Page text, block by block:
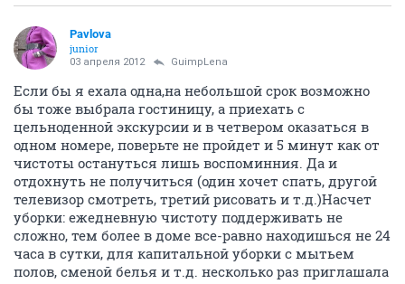
Pavlova
junior
03 апреля 2012 GuimpLena
Если бы я ехала одна,на небольшой срок возможно
бы тоже выбрала гостиницу, а приехать с
цельноденной экскурсии и в четвером оказаться в
одном номере, поверьте не пройдет и 5 минут как от
чистоты остануться лишь воспоминния. Да и
отдохнуть не получиться (один хочет спать, другой
телевизор смотреть, третий рисовать и т.д.)Насчет
уборки: ежедневную чистоту поддерживать не
сложно, тем более в доме все-равно находишься не 24
часа в сутки, для капитальной уборки с мытьем
полов, сменой белья и т.д. несколько раз приглашала